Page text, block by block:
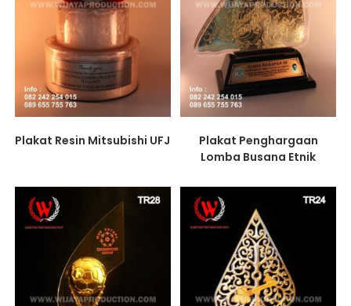
Plakat Resin Mitsubishi UFJ
Plakat Penghargaan
Lomba Busana Etnik